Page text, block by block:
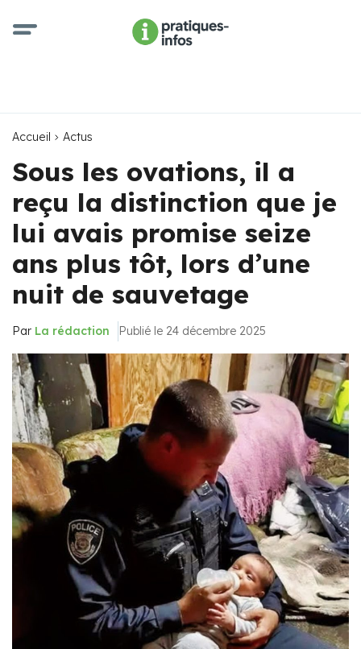
Accueil Actus
Sous les ovations, il a
reçu la distinction que je
lui avais promise seize
ans plus tôt, lors d’une
nuit de sauvetage
Par La rédaction Publié le 24 décembre 2025